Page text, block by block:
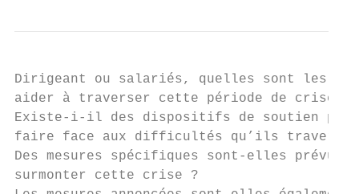
Dirigeant ou salariés, quelles sont les
aider à traverser cette période de crise ?
Existe-i-il des dispositifs de soutien
faire face aux difficultés qu’ils
Des mesures spécifiques sont-elles
surmonter cette crise ?